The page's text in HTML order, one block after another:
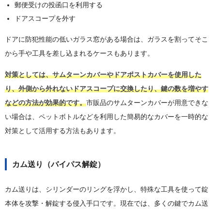
郵便受けの投函口を利用する
ドアスコープを外す
ドアに防犯性能の低いガラス窓がある場合は、ガラスを割ってそこ
から手や工具を差し込まれるケースもあります。
対策としては、サムターンカバーやドアポストカバーを使用した
り、外側から外れないドアスコープに交換したり、鍵の数を増やす
などの方法が効果的です。市販品のサムターンカバーが用意できな
い場合は、ペットボトルなどを利用した簡易的なカバーを一時的な
対策として活用する方法もあります。
カム送り（バイパス解錠）
カム送りは、シリンダーのリングを浮かし、特殊な工具を使って錠
本体を攻撃・解錠する侵入手口です。現在では、多くの鍵でカム送